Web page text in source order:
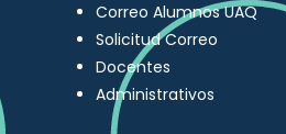
Correo Alumnos UAQ
Solicitud Correo
Docentes
Administrativos